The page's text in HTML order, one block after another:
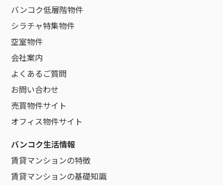
バンコク低層階物件
シラチャ特集物件
空室物件
会社案内
よくあるご質問
お問い合わせ
売買物件サイト
オフィス物件サイト
バンコク生活情報
賃貸マンションの特徴
賃貸マンションの基礎知識